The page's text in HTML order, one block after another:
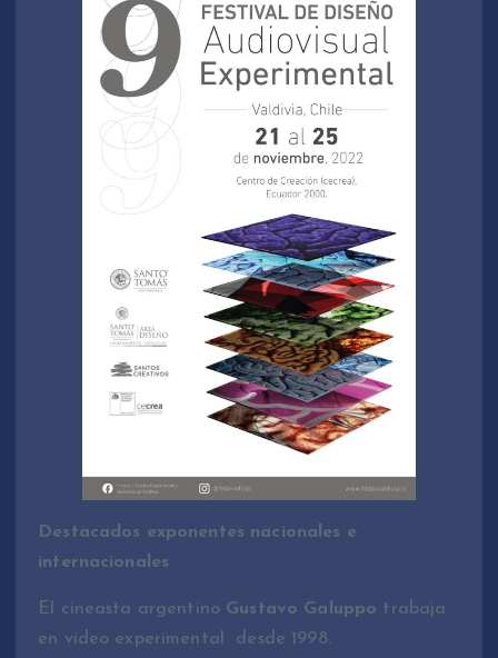
Destacados exponentes nacionales e
internacionales
El cineasta argentino Gustavo Galuppo trabaja
en video experimental desde 1998.